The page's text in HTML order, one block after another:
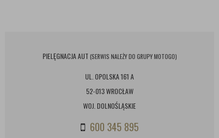
PIELĘGNACJA AUT (SERWIS NALEŻY DO GRUPY MOTOGO)
UL. OPOLSKA 161 A
52-013 WROCŁAW
WOJ. DOLNOŚLĄSKIE
600 345 895